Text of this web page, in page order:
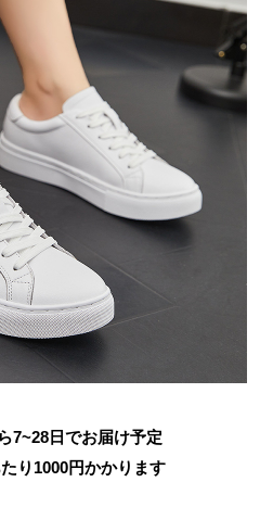
7~28日でお届け予定
り 1000円かかります